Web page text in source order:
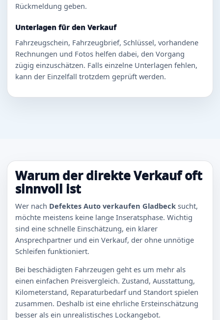
Rückmeldung geben.
Unterlagen für den Verkauf
Fahrzeugschein, Fahrzeugbrief, Schlüssel, vorhandene
Rechnungen und Fotos helfen dabei, den Vorgang
zügig einzuschätzen. Falls einzelne Unterlagen fehlen,
kann der Einzelfall trotzdem geprüft werden.
Warum der direkte Verkauf oft
sinnvoll ist
Wer nach Defektes Auto verkaufen Gladbeck sucht,
möchte meistens keine lange Inseratsphase. Wichtig
sind eine schnelle Einschätzung, ein klarer
Ansprechpartner und ein Verkauf, der ohne unnötige
Schleifen funktioniert.
Bei beschädigten Fahrzeugen geht es um mehr als
einen einfachen Preisvergleich. Zustand, Ausstattung,
Kilometerstand, Reparaturbedarf und Standort spielen
zusammen. Deshalb ist eine ehrliche Ersteinschätzung
besser als ein unrealistisches Lockangebot.